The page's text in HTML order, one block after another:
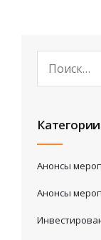
Категории
Анонсы
Анонсы